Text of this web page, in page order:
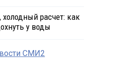
расчет: как
у воды
СМИ2